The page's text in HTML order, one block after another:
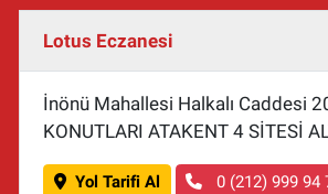
Lotus Eczanesi
İnönü Mahallesi Halkalı Caddesi
KONUTLARI ATAKENT 4 SİTESİ
Yol Tarifi Al 0 (212) 999 94